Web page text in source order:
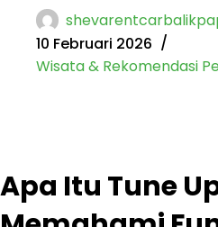
10 Februari 2026
Wisata & Rekomendasi
Apa Itu Tune